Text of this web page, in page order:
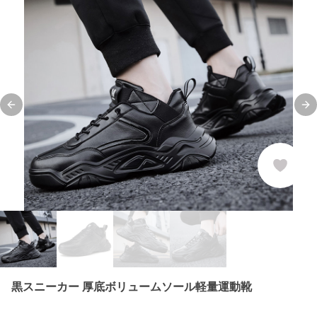
Previous slide
黒スニーカー 厚底ボリュームソール軽量運動靴